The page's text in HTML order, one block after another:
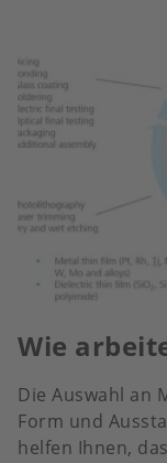
Wie
Die Auswahl an
Form und
helfen Ihnen,